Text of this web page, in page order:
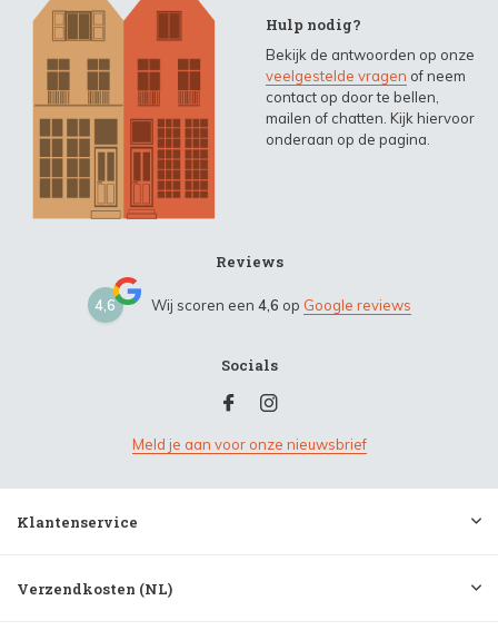
Hulp nodig?
Bekijk de antwoorden op onze
veelgestelde vragen of neem
contact op door te bellen,
mailen of chatten. Kijk hiervoor
onderaan op de pagina.
Reviews
4,6 Wij scoren een 4,6 op Google reviews
Socials
Meld je aan voor onze nieuwsbrief
Klantenservice
Verzendkosten (NL)